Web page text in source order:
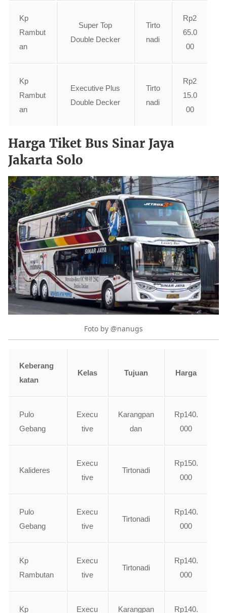
Kp
Rambut
an
Super Top
Double Decker
Tirto
nadi
Rp2
65.0
00
Kp
Rambut
an
Executive Plus
Double Decker
Tirto
nadi
Rp2
15.0
00
Harga Tiket Bus Sinar Jaya
Jakarta Solo
Foto by @nanugs
Keberang
katan
Kelas Tujuan Harga
Pulo
Gebang
Execu
tive
Karangpan
dan
Rp140.
000
Kalideres
Execu
tive
Tirtonadi
Rp150.
000
Pulo
Gebang
Execu
tive
Tirtonadi
Rp140.
000
Kp
Rambutan
Execu
tive
Tirtonadi
Rp140.
000
Kp Execu Karangpan Rp140.